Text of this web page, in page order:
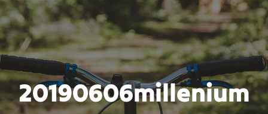
20190606millenium